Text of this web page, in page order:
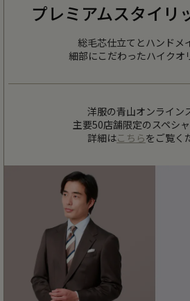
プレミアムスタイリ
総毛芯仕立てとハンドメ
細部にこだわったハイクオ
洋服の青山オンライン
主要50店舗限定のスペシャ
詳細はこちらをご覧く